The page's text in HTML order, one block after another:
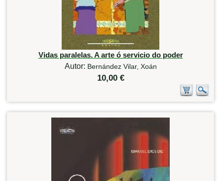
Vidas paralelas. A arte ó servicio do poder
Autor: Bernández Vilar, Xoán
10,00 €